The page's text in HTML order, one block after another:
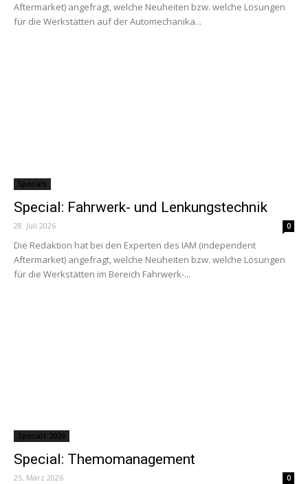
Aftermarket) angefragt, welche Neuheiten bzw. welche Lösungen
für die Werkstätten auf der Automechanika...
Specials
Special: Fahrwerk- und Lenkungstechnik
28. Juli 2026 0
Die Redaktion hat bei den Experten des IAM (independent
Aftermarket) angefragt, welche Neuheiten bzw. welche Lösungen
für die Werkstätten im Bereich Fahrwerk-...
Specials 2026
Special: Themomanagement
25. März 2026 0